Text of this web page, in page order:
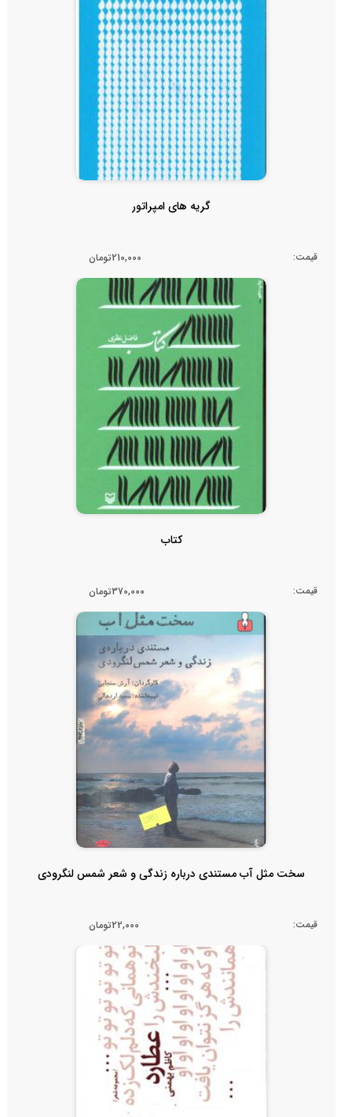
گریه های امپراتور
قیمت: 210,000تومان
کتاب
قیمت: 370,000تومان
سخت مثل آب مستندی درباره زندگی و شعر شمس لنگرودی
قیمت: 22,000تومان